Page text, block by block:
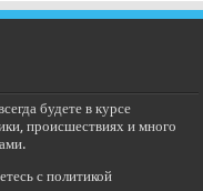
будете в курсе
происшествиях и много
с политикой